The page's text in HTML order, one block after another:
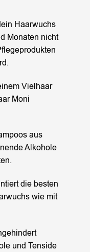
Haarwuchs
Monaten nicht
Vielhaar
Moni
aus
Alkohole
die besten
wie mit
und Tenside